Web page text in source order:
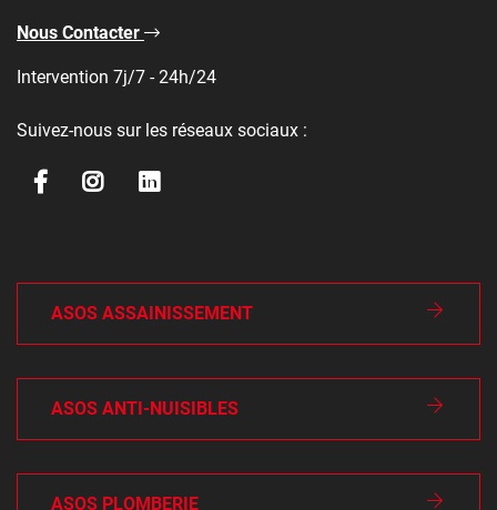
Nous Contacter
Intervention 7j/7 - 24h/24
Suivez-nous sur les réseaux sociaux :
ASOS ASSAINISSEMENT
ASOS ANTI-NUISIBLES
ASOS PLOMBERIE